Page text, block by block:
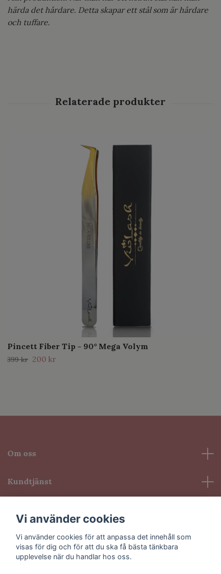
härda det hårdare. Detta skapar ett stål som är hårdare
och tuffare.
Pincett Fiber Tip - 90° Mega Volym
399 kr 200 kr
Om oss
Kundtjänst
Sociala medier
Vi använder cookies
Vi använder cookies för att anpassa det innehåll som
visas för dig och för att du ska få bästa tänkbara
upplevelse när du handlar hos oss.